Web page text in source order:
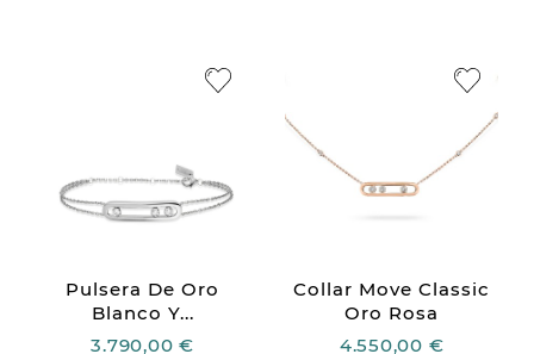
Pulsera De Oro
Blanco Y...
3.790,00 €
Collar Move Classic
Oro Rosa
4.550,00 €